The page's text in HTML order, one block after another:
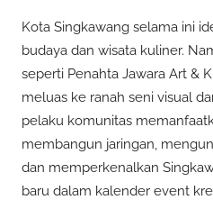
Kota Singkawang selama ini
budaya dan wisata kuliner.
seperti Penahta Jawara Art &
meluas ke ranah seni visual
pelaku komunitas
membangun jaringan,
dan memperkenalkan
baru dalam kalender event